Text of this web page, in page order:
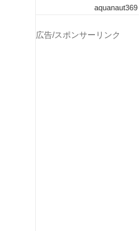
aquanaut369
広告/スポンサーリンク